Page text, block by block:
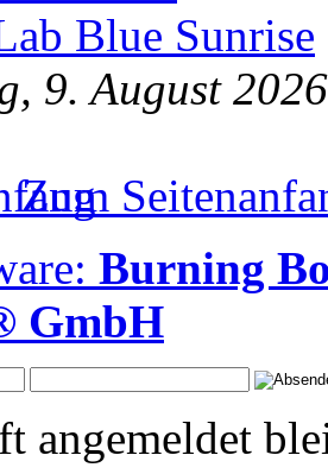
Blue Sunrise
9. August
Zum
Burning
GmbH
angemeldet